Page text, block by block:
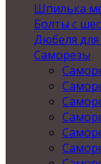
Шпилька
Болты с
Дюбеля
Саморезы